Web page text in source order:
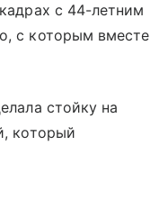
с 44-летним
с которым вместе
стойку на
который